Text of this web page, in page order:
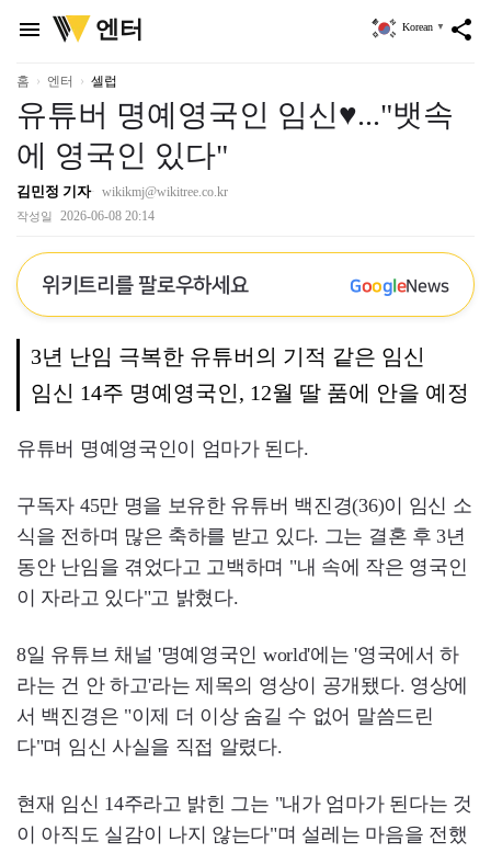
menu
위
키
리
엔터 share
Korean ▼
홈 엔터 셀럽
유튜버 명예영국인 임신♥..."뱃속
에 영국인 있다"
김민정 기자 wikikmj@wikitree.co.kr
작성일 2026-06-08 20:14
위키트리를 팔로우하세요 GoogleNews
3년 난임 극복한 유튜버의 기적 같은 임신
임신 14주 명예영국인, 12월 딸 품에 안을 예정
유튜버 명예영국인이 엄마가 된다.
구독자 45만 명을 보유한 유튜버 백진경(36)이 임신 소
식을 전하며 많은 축하를 받고 있다. 그는 결혼 후 3년
동안 난임을 겪었다고 고백하며 "내 속에 작은 영국인
이 자라고 있다"고 밝혔다.
8일 유튜브 채널 '명예영국인 world'에는 '영국에서 하
라는 건 안 하고'라는 제목의 영상이 공개됐다. 영상에
서 백진경은 "이제 더 이상 숨길 수 없어 말씀드린
다"며 임신 사실을 직접 알렸다.
현재 임신 14주라고 밝힌 그는 "내가 엄마가 된다는 것
이 아직도 실감이 나지 않는다"며 설레는 마음을 전했